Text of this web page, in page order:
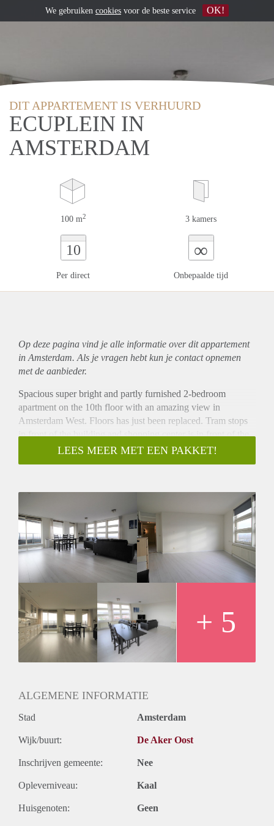
DIT APPARTEMENT IS VERHUURD
ECUPLEIN IN
AMSTERDAM
100 m2 3 kamers
10
Per direct
∞
Onbepaalde tijd
Op deze pagina vind je alle informatie over ditappartement
in Amsterdam. Als je vragen hebt kun je contact opnemen
met de aanbieder.
Spacious super bright and partly furnished 2-bedroom
apartment on the 10th floor with an amazing view in
Amsterdam West. Floors has just been replaced. Tram stops
in front of the building and shopping center is in front of the
- Available directly for minimum 12 months
- 2 bedrooms (perfect for a couple, sharing also possible with
maximum 2 people)
- Complete kitchen
- Separate toilet
- Bathroom with shower and bathtub
- Private Parking space
- Elevator
- New placed floors
- Good connection by public transport or by car
- Shops in front of the building
Rental price € 1450,-
Deposit € 2900,-
LEES MEER MET EEN PAKKET!
+ 5
ALGEMENE INFORMATIE
Stad Amsterdam
Wijk/buurt: De Aker Oost
Inschrijven gemeente: Nee
Opleverniveau: Kaal
Huisgenoten: Geen
We gebruiken cookies voor de beste service OK!